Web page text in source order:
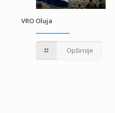
VRO Oluja
Opširnije